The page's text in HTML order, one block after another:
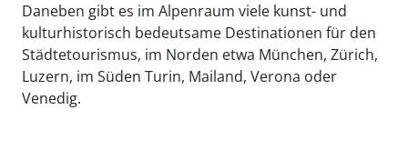
Daneben gibt es im Alpenraum viele kunst- und
kulturhistorisch bedeutsame Destinationen für den
Städtetourismus, im Norden etwa München, Zürich,
Luzern, im Süden Turin, Mailand, Verona oder
Venedig.